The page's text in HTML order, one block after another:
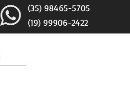
(35) 98465-5705
(19) 99906-2422